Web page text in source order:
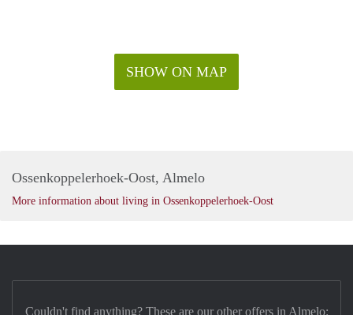
SHOW ON MAP
Ossenkoppelerhoek-Oost, Almelo
More information about living in Ossenkoppelerhoek-Oost
Couldn't find anything? These are our other offers in Almelo: